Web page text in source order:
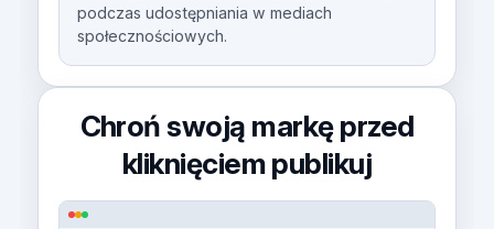
podczas udostępniania w mediach
społecznościowych.
Chroń swoją markę przed
kliknięciem publikuj